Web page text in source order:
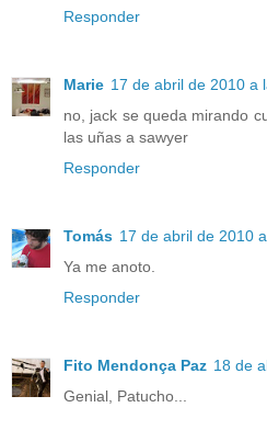
Responder
Marie 17 de abril de 2010 a
no, jack se queda mirando
las uñas a sawyer
Responder
Tomás 17 de abril de 2010
Ya me anoto.
Responder
Fito Mendonça Paz 18 de
Genial, Patucho...